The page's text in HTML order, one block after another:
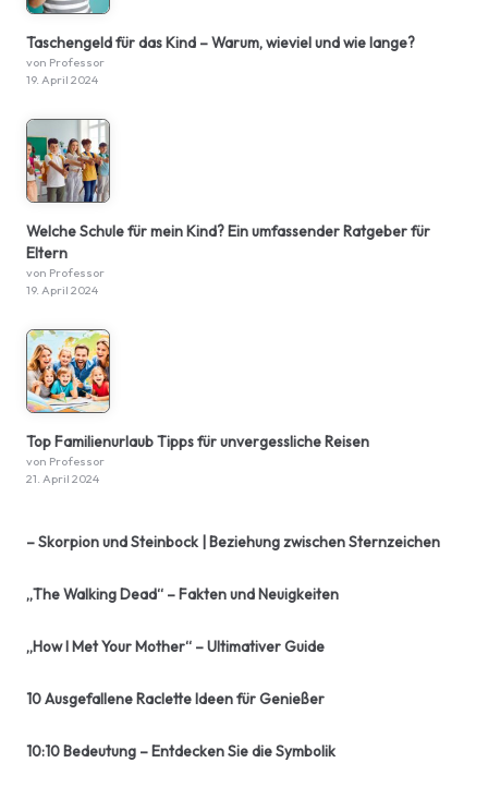
Taschengeld für das Kind – Warum, wieviel und wie lange?
von Professor
19. April 2024
Welche Schule für mein Kind? Ein umfassender Ratgeber für
Eltern
von Professor
19. April 2024
Top Familienurlaub Tipps für unvergessliche Reisen
von Professor
21. April 2024
– Skorpion und Steinbock | Beziehung zwischen Sternzeichen
„The Walking Dead“ – Fakten und Neuigkeiten
„How I Met Your Mother“ – Ultimativer Guide
10 Ausgefallene Raclette Ideen für Genießer
10:10 Bedeutung – Entdecken Sie die Symbolik